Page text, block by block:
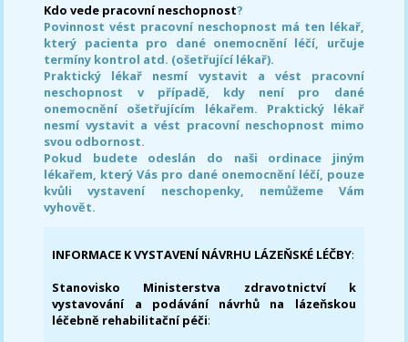
Kdo vede pracovní neschopnost?
Povinnost vést pracovní neschopnost má ten lékař,
který pacienta pro dané onemocnění léčí, určuje
termíny kontrol atd. (ošetřující lékař).
Praktický lékař nesmí vystavit a vést pracovní
neschopnost v případě, kdy není pro dané
onemocnění ošetřujícím lékařem. Praktický lékař
nesmí vystavit a vést pracovní neschopnost mimo
svou odbornost.
Pokud budete odeslán do naši ordinace jiným
lékařem, který Vás pro dané onemocnění léčí, pouze
kvůli vystavení neschopenky, nemůžeme Vám
vyhovět.
INFORMACE K VYSTAVENÍ NÁVRHU LÁZEŇSKÉ LÉČBY:
Stanovisko Ministerstva zdravotnictví k
vystavování a podávání návrhů na lázeňskou
léčebně rehabilitační péči: